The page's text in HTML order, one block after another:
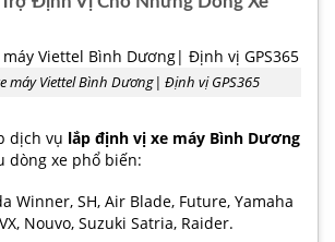
máy Viettel Bình Dương| Định vị GPS365
dịch vụ lắp định vị xe máy Bình Dương
dòng xe phổ biến:
Winner, SH, Air Blade, Future, Yamaha
Nouvo, Suzuki Satria, Raider.